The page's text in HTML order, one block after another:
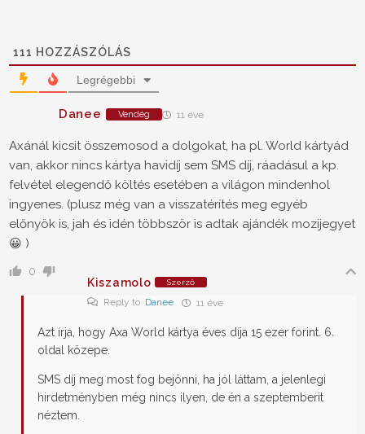
111 HOZZÁSZÓLÁS
Legrégebbi
Danee Vendég 11 éve
Axánál kicsit összemosod a dolgokat, ha pl. World kártyád
van, akkor nincs kártya havidíj sem SMS díj, ráadásul a kp.
felvétel elegendő költés esetében a világon mindenhol
ingyenes. (plusz még van a visszatérítés meg egyéb
előnyök is, jah és idén többször is adtak ajándék mozijegyet
😀 )
0
Kiszamolo
Szerző
Reply to Danee 11 éve
Azt írja, hogy Axa World kártya éves díja 15 ezer forint. 6.
oldal közepe.
SMS díj meg most fog bejönni, ha jól láttam, a jelenlegi
hirdetményben még nincs ilyen, de én a szeptemberit
néztem.